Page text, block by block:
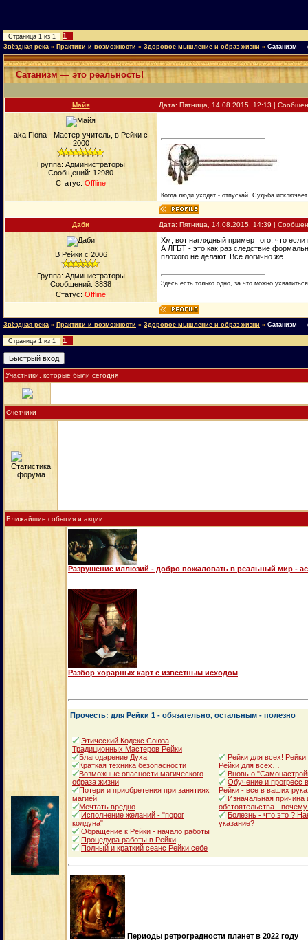
Страница 1 из 1 1
Звёздная река » Практики и возможности » Здоровое мышление и образ жизни » Сатанизм —
Сатанизм — это реальность!
Майя Дата: Пятница, 14.08.2015, 12:13 |
aka Fiona - Мастер-учитель, в Рейки с
2000
Группа: Администраторы
Сообщений: 12980
Статус: Offline
Когда люди уходят - отпускай. Судьба
Даби Дата: Пятница, 14.08.2015, 14:39 |
В Рейки с 2006
Группа: Администраторы
Сообщений: 3838
Статус: Offline
Хм, вот наглядный пример того, что
А ЛГБТ - это как раз следствие
плохого не делают. Все логично же.
Здесь есть только одно, за что можно
Звёздная река » Практики и возможности » Здоровое мышление и образ жизни » Сатанизм —
Страница 1 из 1 1
Участники, которые были сегодня
Счетчики
Ближайшие события и акции
Разрушение иллюзий - добро пожаловать в реальный мир -
Разбор хорарных карт с известным исходом
Прочесть: для Рейки 1 - обязательно, остальным - полезно
Этический Кодекс Союза
Традиционных Мастеров Рейки
Благодарение Духа
Краткая техника безопасности
Возможные опасности магического
образа жизни
Потери и приобретения при занятиях
магией
Мечтать вредно
Исполнение желаний - "порог
колдуна"
Обращение к Рейки - начало работы
Процедура работы в Рейки
Полный и краткий сеанс Рейки себе
Рейки для всех!
Рейки для всех…
Вновь о
Обучение и прогресс
Рейки - все в ваших
Изначальная
обстоятельства -
Болезнь - что это ?
указание?
Периоды ретроградности планет в 2022 году